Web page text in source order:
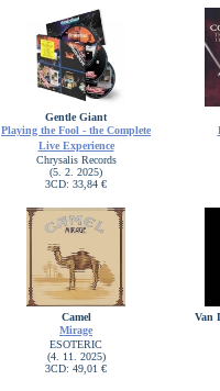
Gentle Giant
Playing the Fool - the Complete
Live Experience
Chrysalis Records
(5. 2. 2025)
3CD: 33,84 €
Camel
Mirage
ESOTERIC
(4. 11. 2025)
3CD: 49,01 €
Van